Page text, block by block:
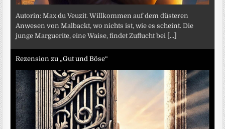
Autorin: Max du Veuzit. Willkommen auf dem düsteren
Anwesen von Malbackt, wo nichts ist, wie es scheint. Die
junge Marguerite, eine Waise, findet Zuflucht bei [...]
Rezension zu „Gut und Böse“